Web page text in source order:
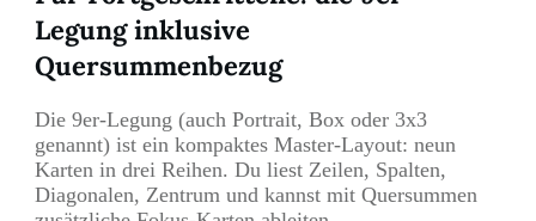
Legung inklusive
Quersummenbezug
Die 9er-Legung (auch Portrait, Box oder 3x3
genannt) ist ein kompaktes Master-Layout: neun
Karten in drei Reihen. Du liest Zeilen, Spalten,
Diagonalen, Zentrum und kannst mit Quersummen